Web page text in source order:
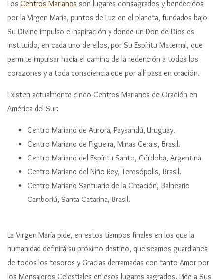
c
i
p
a
Los Centros Marianos son lugares consagrados y bendecidos
por la Virgen María, puntos de Luz en el planeta, fundados bajo
Su Divino impulso e inspiración y donde un Don de Dios es
instituido, en cada uno de ellos, por Su Espíritu Maternal, que
permite impulsar hacia el camino de la redención a todos los
corazones y a toda consciencia que por allí pasa en oración.
Existen actualmente cinco Centros Marianos de Oración en
América del Sur:
Centro Mariano de Aurora, Paysandú, Uruguay​.
Centro Mariano de Figueira, Minas Gerais, Brasil.
Centro Mariano del Espíritu Santo, Córdoba, Argentina.
Centro Mariano del Niño Rey, Teresópolis, Brasil.
Centro Mariano Santuario de la Creación, Balneario
Camboriú, Santa Catarina, Brasil.
La Virgen María pide, en estos tiempos finales en los que la
humanidad definirá su próximo destino, que seamos guardianes
de todos los tesoros y Gracias derramadas con tanto Amor por
los Mensajeros Celestiales en esos lugares sagrados. Pide a Sus